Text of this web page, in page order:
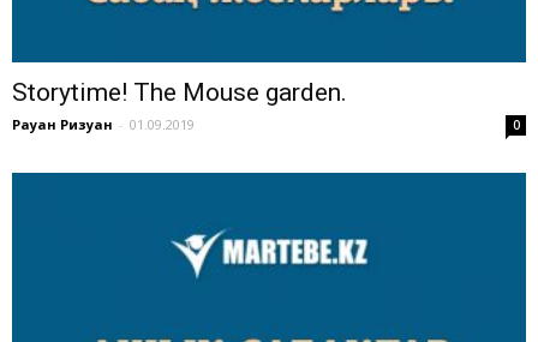
Storytime! The Mouse garden.
Рауан Ризуан - 01.09.2019 0